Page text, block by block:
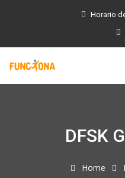
Horario
DFSK
Home